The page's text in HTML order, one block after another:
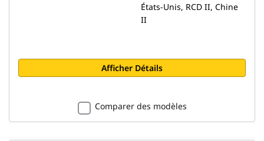
États-Unis, RCD II, Chine
II
Afficher Détails
Comparer des modèles